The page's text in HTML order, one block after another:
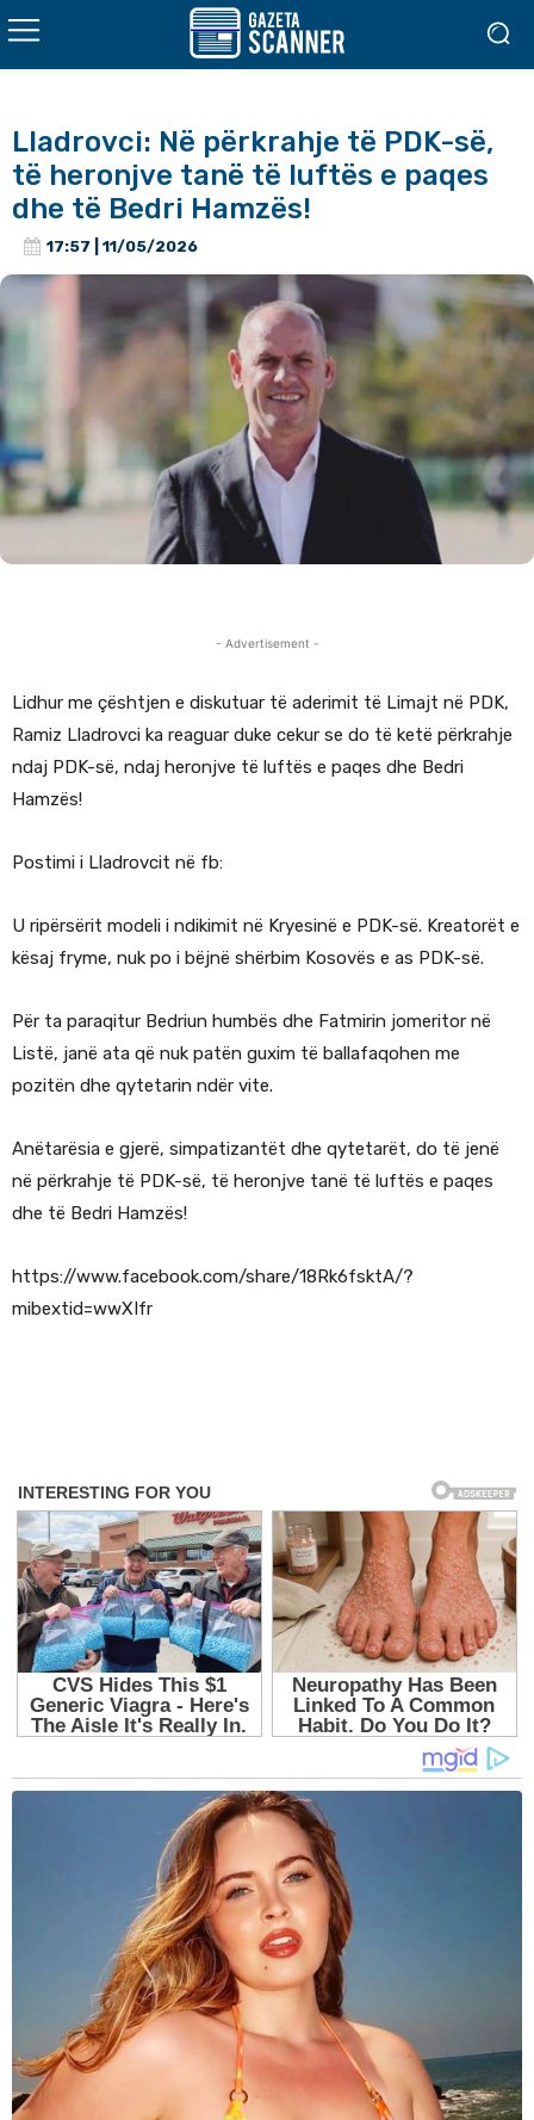
Lladrovci: Në përkrahje të PDK-së,
të heronjve tanë të luftës e paqes
dhe të Bedri Hamzës!
17:57 | 11/05/2026
- Advertisement -
Lidhur me çështjen e diskutuar të aderimit të Limajt në PDK,
Ramiz Lladrovci ka reaguar duke cekur se do të ketë përkrahje
ndaj PDK-së, ndaj heronjve të luftës e paqes dhe Bedri
Hamzës!
Postimi i Lladrovcit në fb:
U ripërsërit modeli i ndikimit në Kryesinë e PDK-së. Kreatorët e
kësaj fryme, nuk po i bëjnë shërbim Kosovës e as PDK-së.
Për ta paraqitur Bedriun humbës dhe Fatmirin jomeritor në
Listë, janë ata që nuk patën guxim të ballafaqohen me
pozitën dhe qytetarin ndër vite.
Anëtarësia e gjerë, simpatizantët dhe qytetarët, do të jenë
në përkrahje të PDK-së, të heronjve tanë të luftës e paqes
dhe të Bedri Hamzës!
https://www.facebook.com/share/18Rk6fsktA/?
mibextid=wwXIfr